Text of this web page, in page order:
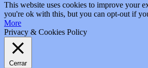
This website uses cookies to improve your
you're ok with this, but you can opt-out if
More
Privacy & Cookies Policy
Cerrar